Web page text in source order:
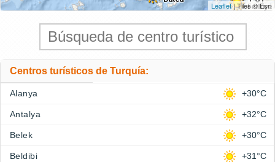
Leaflet| Tiles © Esri
Centros turísticos de Turquía:
Alanya +30°C
Antalya +32°C
Belek +30°C
Beldibi +31°C